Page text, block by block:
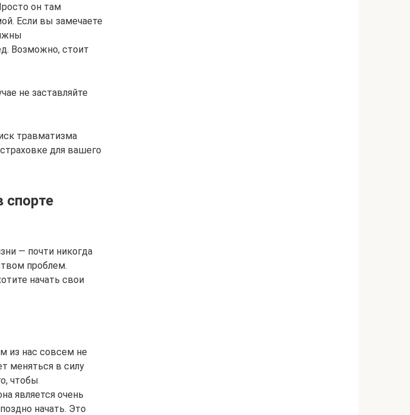
он там
Если вы замечаете
Возможно, стоит
не заставляйте
травматизма
для вашего
— почти никогда
проблем.
начать свои
из нас совсем не
меняться в силу
чтобы
является очень
начать. Это